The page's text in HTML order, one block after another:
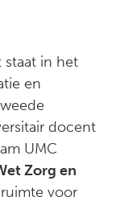
staat in het
en
docent
UMC
Zorg en
voor